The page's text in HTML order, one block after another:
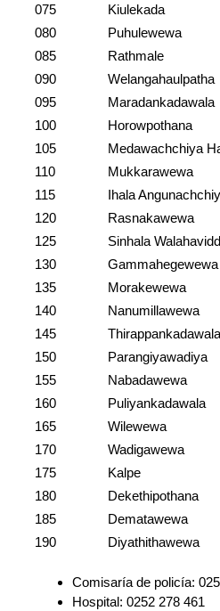
075
Kiulekada
080
Puhulewewa
085
Rathmale
090
Welangahaulpatha
095
Maradankadawala
100
Horowpothana
105
Medawachchiya
110
Mukkarawewa
115
Ihala
120
Rasnakawewa
125
Sinhala
130
Gammahegewewa
135
Morakewewa
140
Nanumillawewa
145
Thirappankadawala
150
Parangiyawadiya
155
Nabadawewa
160
Puliyankadawala
165
Wilewewa
170
Wadigawewa
175
Kalpe
180
Dekethipothana
185
Dematawewa
190
Diyathithawewa
Comisaría de policía:
Hospital: 0252 278 461